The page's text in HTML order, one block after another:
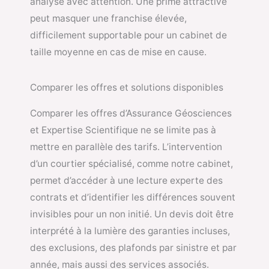
peut masquer une franchise élevée,
difficilement supportable pour un cabinet de
taille moyenne en cas de mise en cause.
Comparer les offres et solutions disponibles
Comparer les offres d’Assurance Géosciences
et Expertise Scientifique ne se limite pas à
mettre en parallèle des tarifs. L’intervention
d’un courtier spécialisé, comme notre cabinet,
permet d’accéder à une lecture experte des
contrats et d’identifier les différences souvent
invisibles pour un non initié. Un devis doit être
interprété à la lumière des garanties incluses,
des exclusions, des plafonds par sinistre et par
année, mais aussi des services associés.